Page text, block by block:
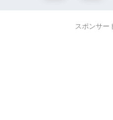
スポンサー